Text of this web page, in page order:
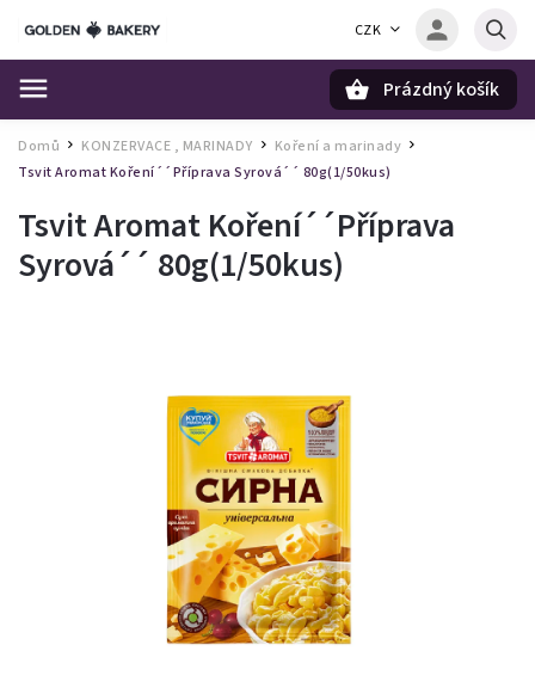
CZK
Prázdný košík
Domů / KONZERVACE , MARINADY Koření a marinady /
Tsvit Aromat Koření´´Příprava Syrová´´ 80g(1/50kus)
Tsvit Aromat Koření´´Příprava
Syrová´´ 80g(1/50kus)